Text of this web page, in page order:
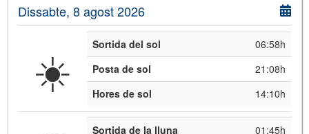
Dissabte, 8 agost 2026
☀️ Sortida del sol
06:58h
Posta de sol
21:08h
Hores de sol
14:10h
Sortida de la lluna
01:45h